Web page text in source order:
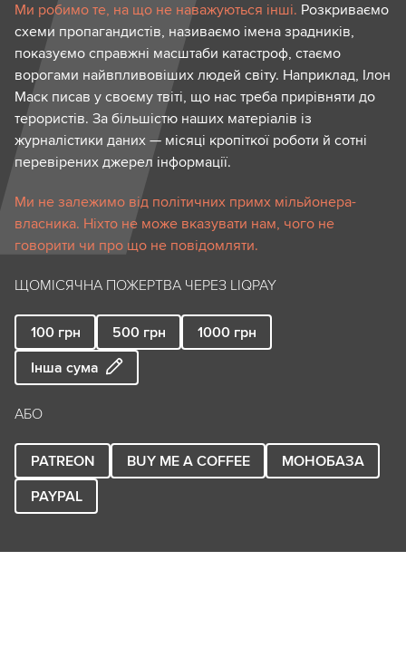
Ми робимо те, на що не наважуються інші. Розкриваємо
схеми пропагандистів, називаємо імена зрадників,
показуємо справжні масштаби катастроф, стаємо
ворогами найвпливовіших людей світу. Наприклад, Ілон
Маск писав у своєму твіті, що нас треба прирівняти до
терористів. За більшістю наших матеріалів із
журналістики даних — місяці кропіткої роботи й сотні
перевірених джерел інформації.
Ми не залежимо від політичних примх мільйонера-
власника. Ніхто не може вказувати нам, чого не
говорити чи про що не повідомляти.
ЩОМІСЯЧНА ПОЖЕРТВА ЧЕРЕЗ LIQPAY
100 грн 500 грн 1000 грн
Інша сума
АБО
PATREON BUY ME A COFFEE
МОНОБАЗА
PAYPAL